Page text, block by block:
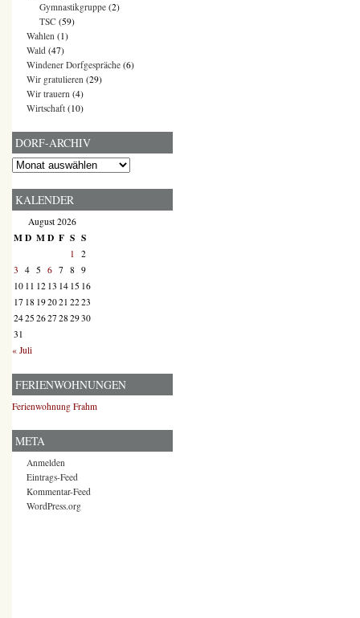
Gymnastikgruppe (2)
TSC (59)
Wahlen (1)
Wald (47)
Windener Dorfgespräche (6)
Wir gratulieren (29)
Wir trauern (4)
Wirtschaft (10)
DORF-ARCHIV
Dorf-
KALENDER
August 2026
MD MD F S S
1 2
3 4 5 6 7 8 9
10 11 12 13 14 15 16
17 18 192021 2223
2425 2627 28 2930
31
« Juli
FERIENWOHNUNGEN
Ferienwohnung Frahm
META
Anmelden
Eintrags-Feed
Kommentar-Feed
WordPress.org